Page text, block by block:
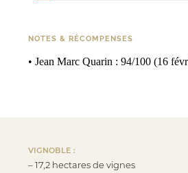
NOTES & RÉCOMPENSES
• Jean Marc Quarin : 94/100 (16
VIGNOBLE :
– 17,2 hectares de vignes